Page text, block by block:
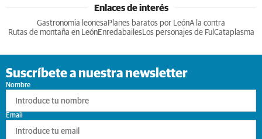
Enlaces de interés
Gastronomia leonesa Planes baratos por LeónA la contra
Rutas de montaña en LeónEnredabailesLos personajes de Ful Cataplasma
Suscríbete a nuestra newsletter
Nombre
Email